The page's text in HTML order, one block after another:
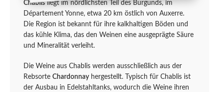
Chablisliegt im nördlichsten Teil des Burgunds, im
Département Yonne, etwa 20 km östlich von Auxerre.
Die Region ist bekannt für ihre kalkhaltigen Böden und
das kühle Klima, das den Weinen eine ausgeprägte Säure
und Mineralität verleiht.
Die Weine aus Chablis werden ausschließlich aus der
Rebsorte Chardonnay hergestellt. Typisch für Chablis ist
der Ausbau in Edelstahltanks, wodurch die Weine ihren